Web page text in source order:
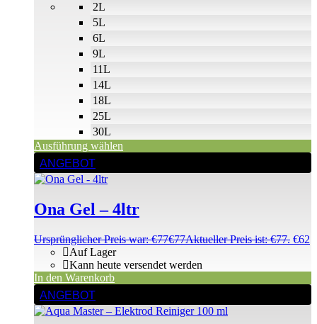
2L
5L
6L
9L
11L
14L
18L
25L
30L
Ausführung wählen
ANGEBOT
Ona Gel – 4ltr
Ursprünglicher Preis war: €77€77Aktueller Preis ist: €77. €62
Auf Lager
Kann heute versendet werden
In den Warenkorb
ANGEBOT